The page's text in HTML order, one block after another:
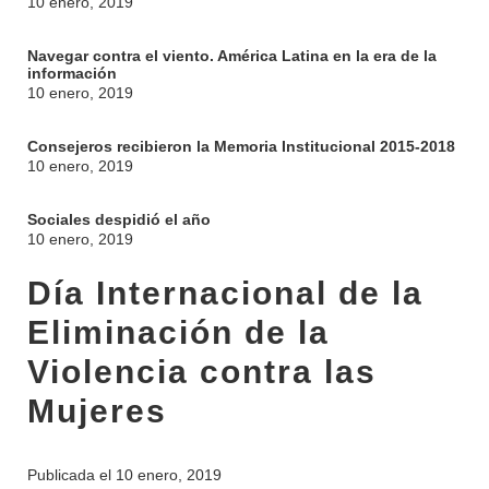
Navegar contra el viento. América Latina en la era de la
información
10 enero, 2019
Consejeros recibieron la Memoria Institucional 2015-2018
10 enero, 2019
Sociales despidió el año
10 enero, 2019
Día Internacional de la
Eliminación de la
Violencia contra las
Mujeres
Publicada el 10 enero, 2019